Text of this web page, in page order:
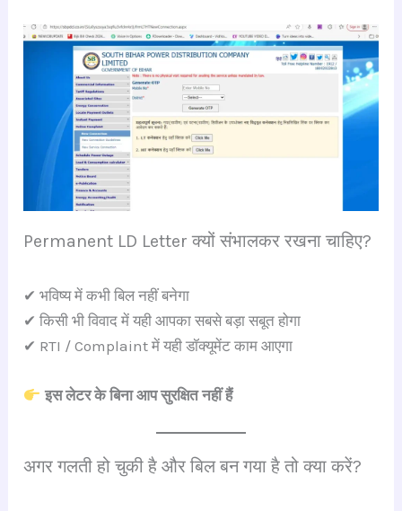
Permanent LD Letter क्यों संभालकर रखना चाहिए?
✔ भविष्य में कभी बिल नहीं बनेगा
✔ किसी भी विवाद में यही आपका सबसे बड़ा सबूत होगा
✔ RTI / Complaint में यही डॉक्यूमेंट काम आएगा
इस लेटर के बिना आप सुरक्षित नहीं हैं
अगर गलती हो चुकी है और बिल बन गया है तो क्या करें?